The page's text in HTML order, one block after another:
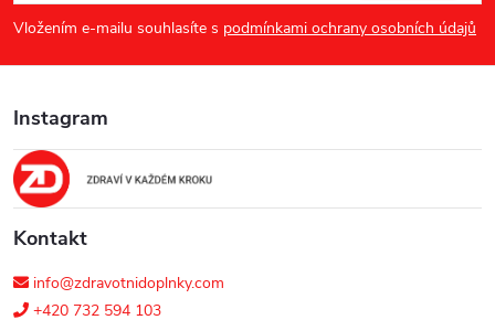
p
a
t
Vložením e-mailu souhlasíte s podmínkami ochrany osobních údajů
Instagram
Kontakt
info@zdravotnidoplnky.com
+420 732 594 103